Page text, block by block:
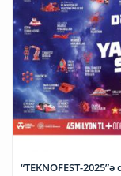
“TEKNOFEST-